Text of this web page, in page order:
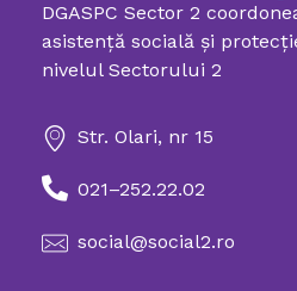
Directia Generala de Asistenta Sociala si Protectia Copilului Sector 2
DGASPC Sector 2
asistenţă socială şi
nivelul Sectorului 2
Str. Olari, nr 15
021–252.22.02
social@social2.ro